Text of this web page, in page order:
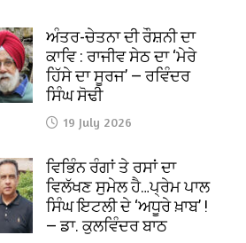
ਅੰਤਰ-ਚੇਤਨਾ ਦੀ ਰੌਸ਼ਨੀ ਦਾ
ਕਾਵਿ : ਰਾਜੀਵ ਸੇਠ ਦਾ ‘ਮੇਰੇ
ਹਿੱਸੇ ਦਾ ਸੂਰਜ’ — ਰਵਿੰਦਰ
ਸਿੰਘ ਸੋਢੀ
19 July 2026
ਵਿਭਿੰਨ ਰੰਗਾਂ ਤੇ ਰਸਾਂ ਦਾ
ਵਿਲੱਖਣ ਸੁਮੇਲ ਹੈ…ਪ੍ਰੇਮ ਪਾਲ
ਸਿੰਘ ਇਟਲੀ ਦੇ ‘ਅਧੂਰੇ ਖ਼ਾਬ’ !
— ਡਾ. ਕੁਲਵਿੰਦਰ ਬਾਠ